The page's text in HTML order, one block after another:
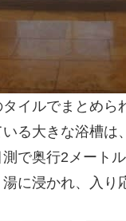
イルでまとめ
る大きな浴槽
で奥行2メート
に浸かれ、入り